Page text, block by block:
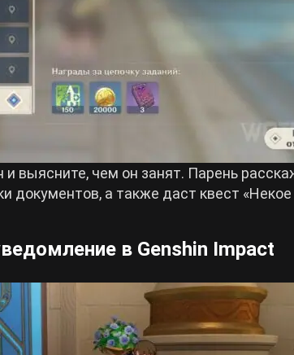
выясните, чем он занят. Парень
документов, а также даст квест
в Genshin Impact